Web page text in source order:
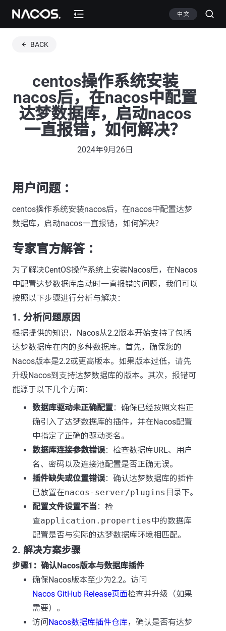
中文
BACK
centos操作系统安装
nacos后，在nacos中配置
达梦数据库，启动nacos
一直报错，如何解决？
2024年9月26日
用户问题 ：
centos操作系统安装nacos后，在nacos中配置达梦
数据库，启动nacos一直报错，如何解决？
专家官方解答 ：
为了解决CentOS操作系统上安装Nacos后，在Nacos
中配置达梦数据库启动时一直报错的问题，我们可以
按照以下步骤进行分析与解决：
1. 分析问题原因
根据提供的知识，Nacos从2.2版本开始支持了包括
达梦数据库在内的多种数据库。首先，确保您的
Nacos版本是2.2或更高版本。如果版本过低，请先
升级Nacos到支持达梦数据库的版本。其次，报错可
能源于以下几个方面：
数据库驱动未正确配置：确保已经按照文档正
确引入了达梦数据库的插件，并在Nacos配置
中指定了正确的驱动类名。
数据库连接参数错误：检查数据库URL、用户
名、密码以及连接池配置是否正确无误。
插件缺失或位置错误：确认达梦数据库的插件
已放置在nacos-server/plugins 目录下。
配置文件设置不当 ：检
查application.properties 中的数据库
配置是否与实际的达梦数据库环境相匹配。
2. 解决方案步骤
步骤1：确认Nacos版本与数据库插件
确保Nacos版本至少为2.2。访问
Nacos GitHub Release页面检查并升级（如果
需要）。
访问Nacos数据库插件仓库，确认是否有达梦